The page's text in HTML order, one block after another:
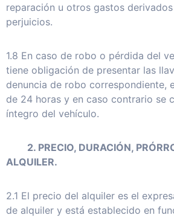
reparación u otros gastos
perjuicios.
1.8 En caso de robo o pérdida del
tiene obligación de presentar las
denuncia de robo correspondiente,
de 24 horas y en caso contrario se
íntegro del vehículo.
2. PRECIO, DURACIÓN,
ALQUILER.
2.1 El precio del alquiler es el
de alquiler y está establecido en